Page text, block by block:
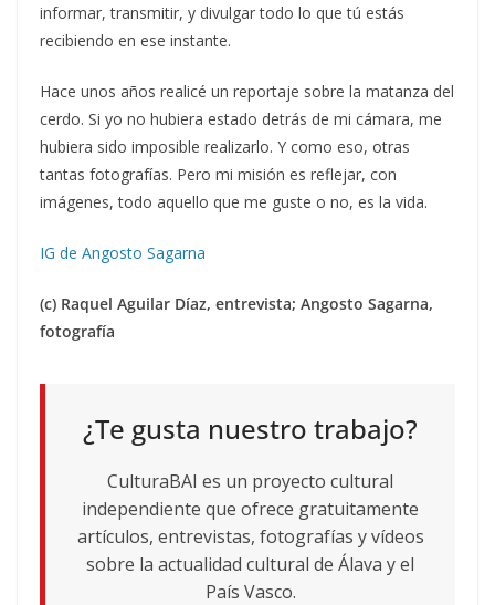
informar, transmitir, y divulgar todo lo que tú estás
recibiendo en ese instante.
Hace unos años realicé un reportaje sobre la matanza del
cerdo. Si yo no hubiera estado detrás de mi cámara, me
hubiera sido imposible realizarlo. Y como eso, otras
tantas fotografías. Pero mi misión es reflejar, con
imágenes, todo aquello que me guste o no, es la vida.
IG de Angosto Sagarna
(c) Raquel Aguilar Díaz, entrevista; Angosto Sagarna,
fotografía
¿Te gusta nuestro trabajo?
CulturaBAI es un proyecto cultural
independiente que ofrece gratuitamente
artículos, entrevistas, fotografías y vídeos
sobre la actualidad cultural de Álava y el
País Vasco.